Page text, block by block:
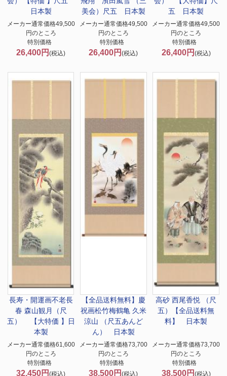
日本製
メーカー通常価格49,500
円のところ
特別価格
26,400円(税込)
美会）尺五 日本製
メーカー通常価格49,500
円のところ
特別価格
26,400円(税込)
五 日本製
メーカー通常価格49,500
円のところ
特別価格
26,400円 (税込)
長寿・開運画不老長
春 森山観月（尺
五） 【大特価 】日
本製
メーカー通常価格61,600
円のところ
特別価格
32,450円(税込)
【全品送料無料】慶
祝画松竹梅鶴亀 久米
涼山 （尺五あんど
ん） 日本製
メーカー通常価格73,700
円のところ
特別価格
38,500円(税込)
高砂 西尾香悦 （尺
五）【全品送料無
料】 日本製
メーカー通常価格73,700
円のところ
特別価格
38,500円 (税込)